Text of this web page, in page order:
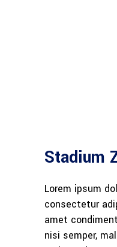
Stadium
Lorem ipsum
consectetur
amet
nisi semper,